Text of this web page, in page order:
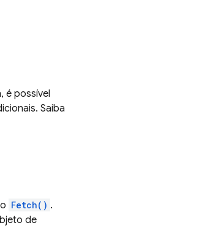
é possível
Saiba
Fetch() .
de